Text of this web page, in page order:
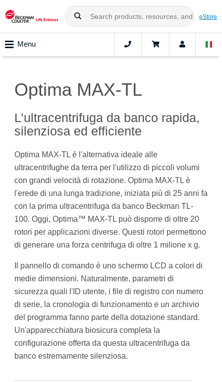
eStore
Menu
Optima MAX-TL
L’ultracentrifuga da banco rapida,
silenziosa ed efficiente
Optima MAX-TL è l'alternativa ideale alle
ultracentrifughe da terra per l'utilizzo di piccoli volumi
con grandi velocità di rotazione. Optima MAX-TL è
l'erede di una lunga tradizione, iniziata più di 25 anni fa
con la prima ultracentrifuga da banco Beckman TL-
100. Oggi, Optima™ MAX-TL può disporre di oltre 20
rotori per applicazioni diverse. Questi rotori permettono
di generare una forza centrifuga di oltre 1 milione x g.
Il pannello di comando è uno schermo LCD a colori di
medie dimensioni. Naturalmente, parametri di
sicurezza quali l'ID utente, i file di registro con numero
di serie, la cronologia di funzionamento e un archivio
del programma fanno parte della dotazione standard.
Un'apparecchiatura biosicura completa la
configurazione offerta da questa ultracentrifuga da
banco estremamente silenziosa.